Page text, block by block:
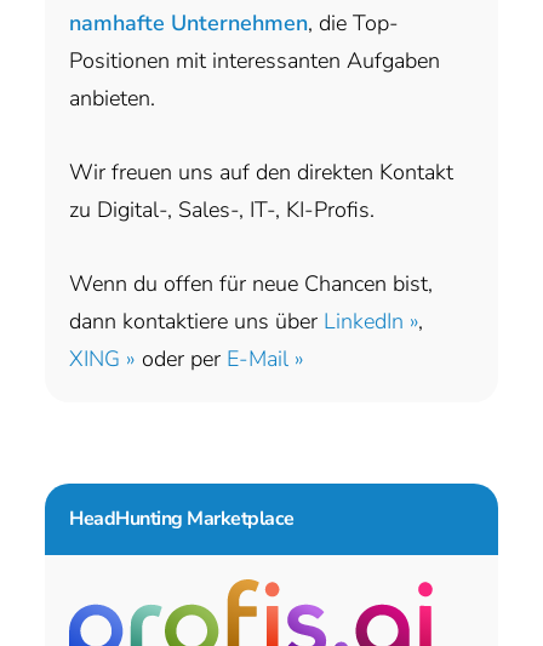
namhafte Unternehmen, die Top-
Positionen mit interessanten Aufgaben
anbieten.
Wir freuen uns auf den direkten Kontakt
zu Digital-, Sales-, IT-, KI-Profis.
Wenn du offen für neue Chancen bist,
dann kontaktiere uns über LinkedIn »,
XING » oder per E-Mail »
HeadHunting Marketplace